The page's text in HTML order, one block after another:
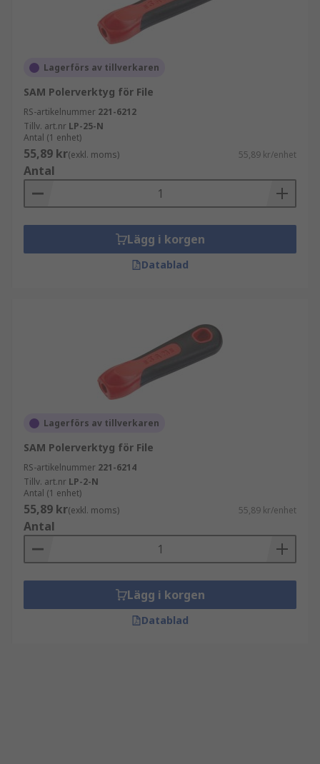
Lagerförs av tillverkaren
SAM Polerverktyg för File
RS-artikelnummer 221-6212
Tillv. art.nr LP-25-N
Antal (1 enhet)
55,89 kr(exkl. moms) 55,89 kr/enhet
Antal
Lägg i korgen
Datablad
Lagerförs av tillverkaren
SAM Polerverktyg för File
RS-artikelnummer 221-6214
Tillv. art.nr LP-2-N
Antal (1 enhet)
55,89 kr(exkl. moms) 55,89 kr/enhet
Antal
Lägg i korgen
Datablad